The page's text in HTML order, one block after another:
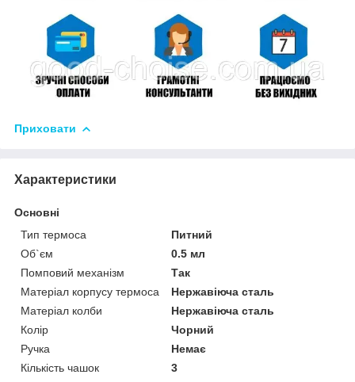
Приховати
Характеристики
Основні
Тип термоса
Питний
Об`єм
0.5 мл
Помповий механізм
Так
Матеріал корпусу термоса
Нержавіюча сталь
Матеріал колби
Нержавіюча сталь
Колір
Чорний
Ручка
Немає
Кількість чашок
3